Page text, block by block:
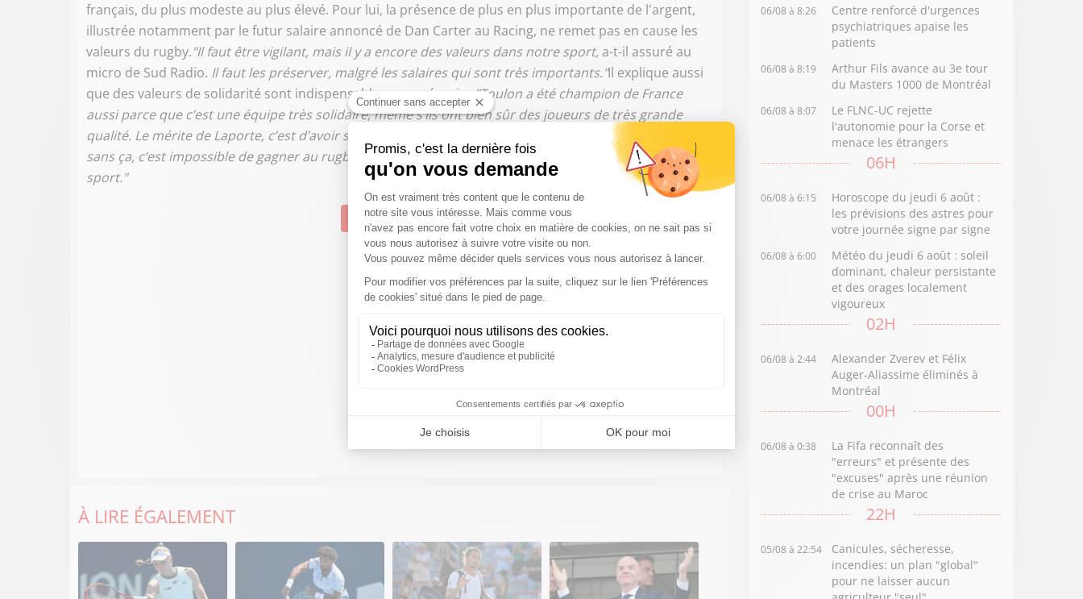
français, du plus modeste au plus élevé. Pour lui, la présence de plus en plus importante de l'argent,
illustrée notamment par le futur salaire annoncé de Dan Carter au Racing, ne remet pas en cause les
valeurs du rugby."Il faut être vigilant, mais il y a encore des valeurs dans notre sport, a-t-il assuré au
micro de Sud Radio. Il faut les préserver, malgré les salaires qui sont très importants."Il explique aussi
que des valeurs de solidarité sont indispensables pour réussir :
"Toulon a été champion de France
aussi parce que c’est une équipe très solidaire, même s’ils ont bien sûr des joueurs de très grande
qualité. Le mérite de Laporte, c’est d’avoir su faire une équipe avec des joueurs de cette valeur-là. Et
sans ça, c’est impossible de gagner au rugby. C’est pour ça que je continue d’être un admirateur de ce
sport."
Suivre Sud Radio
À LIRE ÉGALEMENT
06/08 à 8:26
Centre renforcé d'urgences
psychiatriques apaise les
patients
06/08 à 8:19
Arthur Fils avance au 3e tour
du Masters 1000 de Montréal
06/08 à 8:07
Le FLNC-UC rejette
l'autonomie pour la Corse et
menace les étrangers
06H
06/08 à 6:15
Horoscope du jeudi 6 août :
les prévisions des astres pour
votre journée signe par signe
06/08 à 6:00
Météo du jeudi 6 août : soleil
dominant, chaleur persistante
et des orages localement
vigoureux
02H
06/08 à 2:44
Alexander Zverev et Félix
Auger-Aliassime éliminés à
Montréal
00H
06/08 à 0:38
La Fifa reconnaît des
"erreurs" et présente des
"excuses" après une réunion
de crise au Maroc
22H
05/08 à 22:54
Canicules, sécheresse,
incendies: un plan "global"
pour ne laisser aucun